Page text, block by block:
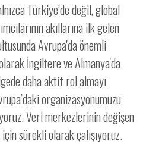
Türkiye’de değil, global
akıllarına ilk gelen
Avrupa'da önemli
İngiltere ve Almanya'da
daha aktif rol almayı
organizasyonumuzu
Veri merkezlerinin değişen
sürekli olarak çalışıyoruz.